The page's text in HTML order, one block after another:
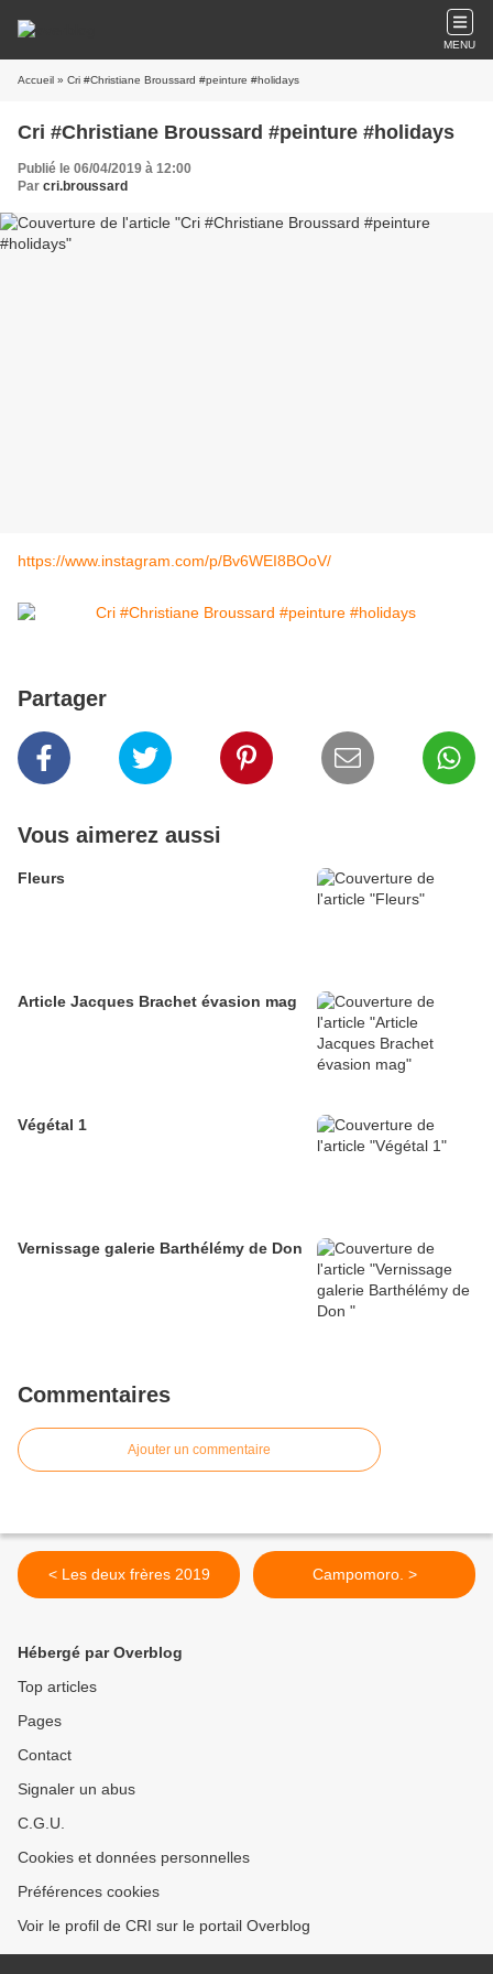
MENU
Accueil » Cri #Christiane Broussard #peinture #holidays
Cri #Christiane Broussard #peinture #holidays
Publié le 06/04/2019 à 12:00
Par cri.broussard
https://www.instagram.com/p/Bv6WEI8BOoV/
Partager
Vous aimerez aussi
Fleurs
Article Jacques Brachet évasion mag
Végétal 1
Vernissage galerie Barthélémy de Don
Commentaires
Ajouter un commentaire
< Les deux frères 2019 Campomoro. >
Hébergé par Overblog
Top articles
Pages
Contact
Signaler un abus
C.G.U.
Cookies et données personnelles
Préférences cookies
Voir le profil de CRI sur le portail Overblog